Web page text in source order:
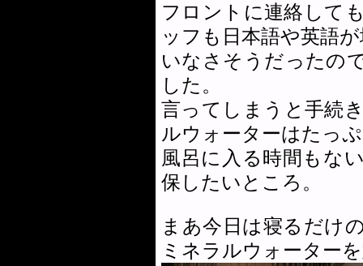
フロントに連絡して
ッフも日本語や英語
いなさそうだったの
した。
言ってしまうと手続
ルウォーターはたっ
風呂に入る時間もな
保したいところ。
まあ今日は寝るだけ
ミネラルウォーター